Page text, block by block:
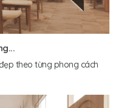
theo từng phong cách